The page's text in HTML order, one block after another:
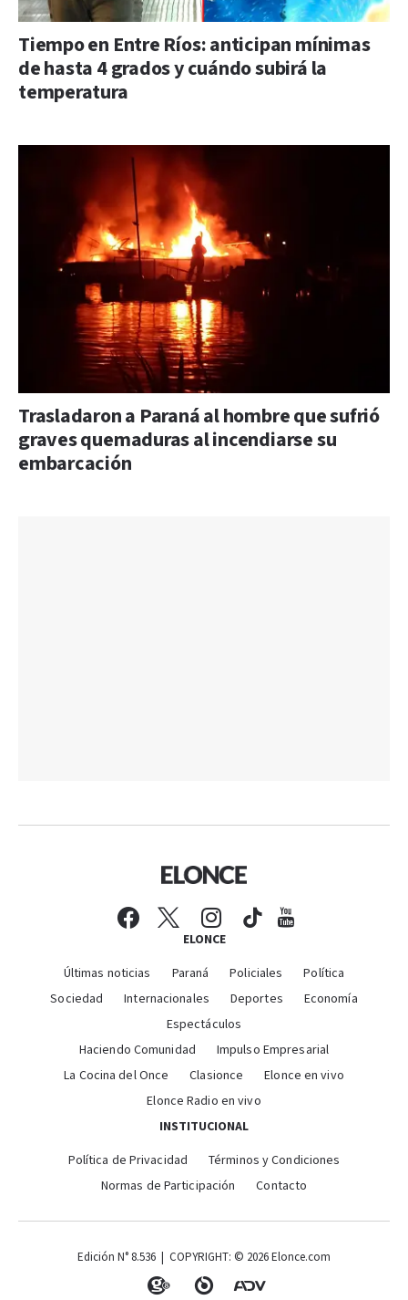
Tiempo en Entre Ríos: anticipan mínimas
de hasta 4 grados y cuándo subirá la
temperatura
Trasladaron a Paraná al hombre que sufrió
graves quemaduras al incendiarse su
embarcación
ELONCE
Últimas noticias Paraná Policiales
Política
Sociedad
Internacionales Deportes
Economía
Espectáculos
Haciendo Comunidad
Impulso Empresarial
La Cocina del Once
Clasionce
Elonce en vivo
Elonce Radio en vivo
INSTITUCIONAL
Política de Privacidad
Términos y Condiciones
Normas de Participación
Contacto
Edición N° 8.536 | COPYRIGHT: © 2026 Elonce.com